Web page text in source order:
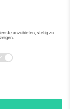
je nach
im